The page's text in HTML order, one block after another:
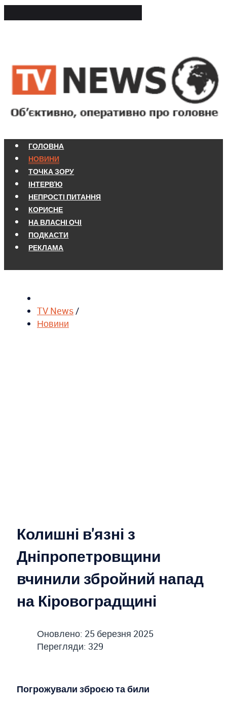
ГОЛОВНА
НОВИНИ
ТОЧКА ЗОРУ
ІНТЕРВ'Ю
НЕПРОСТІ ПИТАННЯ
КОРИСНЕ
НА ВЛАСНІ ОЧІ
ПОДКАСТИ
РЕКЛАМА
TV News/
Новини
Колишні в'язні з
Дніпропетровщини
вчинили збройний напад
на Кіровоградщині
Оновлено: 25 березня 2025
Перегляди: 329
Погрожували зброєю та били